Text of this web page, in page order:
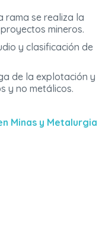
rama se realiza la
mineros.
y clasificación de
de la explotación y
y no metálicos.
Minas y Metalurgia